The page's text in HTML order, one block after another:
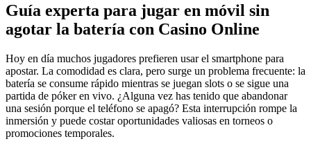
Guía experta para jugar en móvil sin
agotar la batería con Casino Online
Hoy en día muchos jugadores prefieren usar el smartphone para
apostar. La comodidad es clara, pero surge un problema frecuente: la
batería se consume rápido mientras se juegan slots o se sigue una
partida de póker en vivo. ¿Alguna vez has tenido que abandonar
una sesión porque el teléfono se apagó? Esta interrupción rompe la
inmersión y puede costar oportunidades valiosas en torneos o
promociones temporales.